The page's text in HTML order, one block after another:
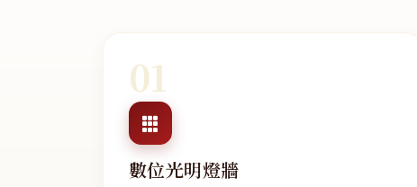
01
數位光明燈牆